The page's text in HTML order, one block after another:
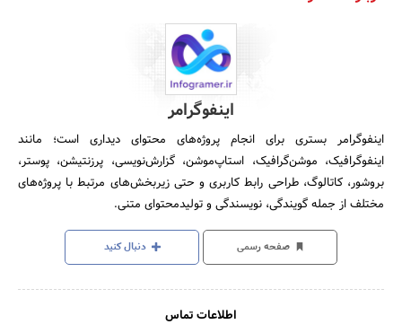
اینفوگرامر
اینفوگرامر بستری برای انجام پروژه‌های محتوای دیداری است؛ مانند
اینفوگرافیک، موشن‌گرافیک، استاپ‌موشن، گزارش‌نویسی، پرزنتیشن، پوستر،
بروشور، کاتالوگ، طراحی رابط کاربری و حتی زیربخش‌های مرتبط با پروژه‌های
مختلف از جمله گویندگی، نویسندگی و تولیدمحتوای متنی.
صفحه رسمی دنبال کنید
اطلاعات تماس